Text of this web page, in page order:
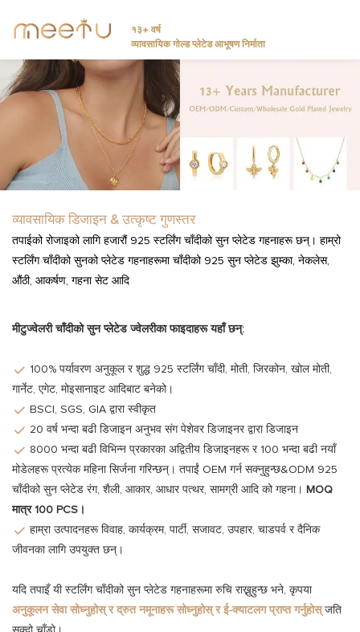
१३+ वर्ष
व्यावसायिक गोल्ड प्लेटेड आभूषण निर्माता
व्यावसायिक डिजाइन & उत्कृष्ट गुणस्तर
तपाईको रोजाइको लागि हजारौं 925 स्टर्लिंग चाँदीको सुन प्लेटेड गहनाहरू छन्। हाम्रो
स्टर्लिंग चाँदीको सुनको प्लेटेड गहनाहरूमा चाँदीको 925 सुन प्लेटेड झुम्का, नेकलेस,
औंठी, आकर्षण, गहना सेट आदि
मीटुज्वेलरी चाँदीको सुन प्लेटेड ज्वेलरीका फाइदाहरू यहाँ छन्:
100% पर्यावरण अनुकूल र शुद्ध 925 स्टर्लिंग चाँदी, मोती, जिरकोन, खोल मोती,
गार्नेट, एगेट, मोइसानाइट आदिबाट बनेको।
BSCI, SGS, GIA द्वारा स्वीकृत
20 वर्ष भन्दा बढी डिजाइन अनुभव संग पेशेवर डिजाइनर द्वारा डिजाइन
8000 भन्दा बढी विभिन्न प्रकारका अद्वितीय डिजाइनहरू र 100 भन्दा बढी नयाँ
मोडेलहरू प्रत्येक महिना सिर्जना गरिन्छन्। तपाईं OEM गर्न सक्नुहुन्छ&ODM 925
चाँदीको सुन प्लेटेड रंग, शैली, आकार, आधार पत्थर, सामग्री आदि को गहना। MOQ
मात्र 100 PCS।
हाम्रा उत्पादनहरू विवाह, कार्यक्रम, पार्टी, सजावट, उपहार, चाडपर्व र दैनिक
जीवनका लागि उपयुक्त छन्।
यदि तपाइँ यी स्टर्लिंग चाँदीको सुन प्लेटेड गहनाहरूमा रुचि राख्नुहुन्छ भने, कृपया
अनुकूलन सेवा सोध्नुहोस् र द्रुत नमूनाहरू सोध्नुहोस् र ई-क्याटलग प्राप्त गर्नुहोस् जति